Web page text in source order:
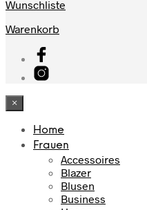
Wunschliste
Warenkorb
×
Home
Frauen
Accessoires
Blazer
Blusen
Business